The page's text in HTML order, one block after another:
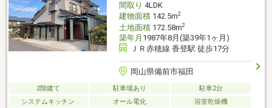
間取り 4LDK
建物面積142.5m2
土地面積172.58m2
築年月 1987年8月(築39年1ヶ月)
ＪＲ赤穂線 香登駅 徒歩17分
岡山県備前市福田
2階建て 駐車場あり
駐車2台
システムキッチン
オール電化 浴室乾燥機